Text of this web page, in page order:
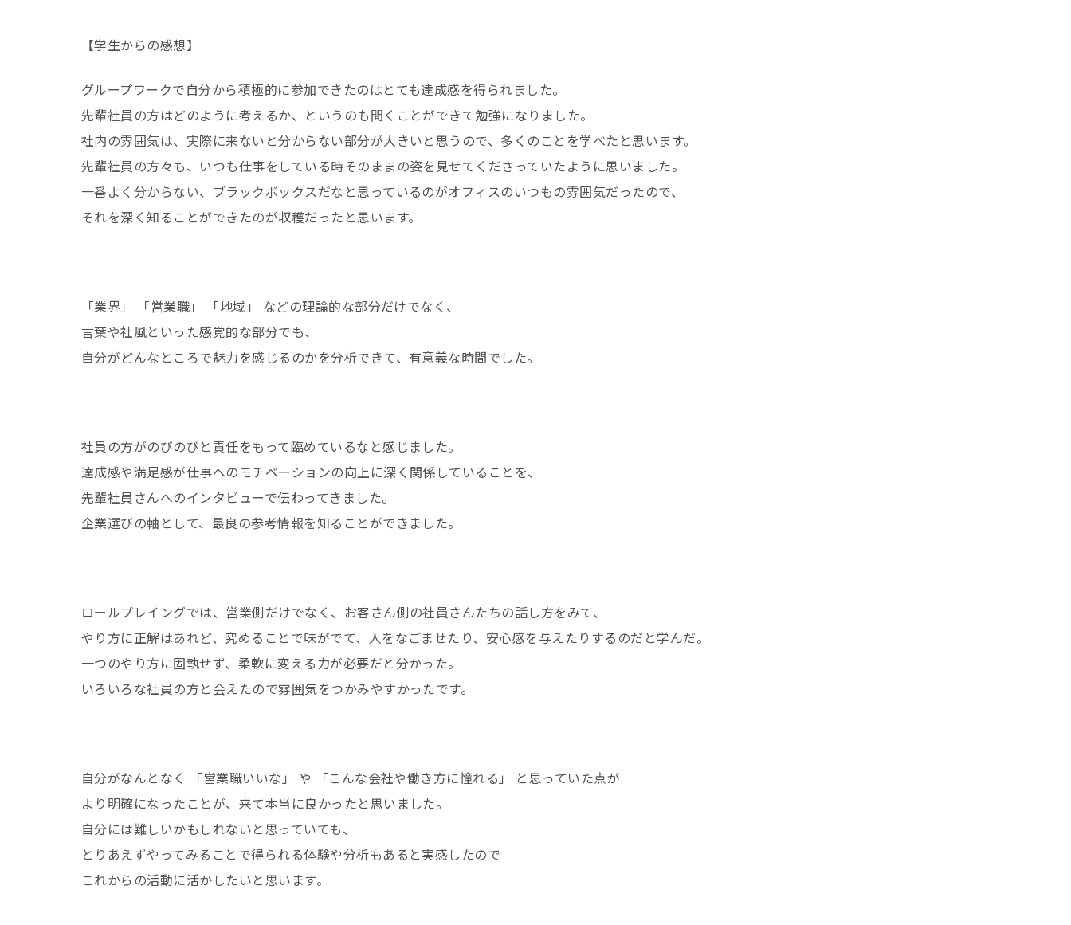
【学生からの感想】
グループワークで自分から積極的に参加できたのはとても達成感を得られました。
先輩社員の方はどのように考えるか、というのも聞くことができて勉強になりました。
社内の雰囲気は、実際に来ないと分からない部分が大きいと思うので、多くのことを学べたと思います。
先輩社員の方々も、いつも仕事をしている時そのままの姿を見せてくださっていたように思いました。
一番よく分からない、ブラックボックスだなと思っているのがオフィスのいつもの雰囲気だったので、
それを深く知ることができたのが収穫だったと思います。
「業界」 「営業職」 「地域」 などの理論的な部分だけでなく、
言葉や社風といった感覚的な部分でも、
自分がどんなところで魅力を感じるのかを分析できて、有意義な時間でした。
社員の方がのびのびと責任をもって臨めているなと感じました。
達成感や満足感が仕事へのモチベーションの向上に深く関係していることを、
先輩社員さんへのインタビューで伝わってきました。
企業選びの軸として、最良の参考情報を知ることができました。
ロールプレイングでは、営業側だけでなく、お客さん側の社員さんたちの話し方をみて、
やり方に正解はあれど、究めることで味がでて、人をなごませたり、安心感を与えたりするのだと学んだ。
一つのやり方に固執せず、柔軟に変える力が必要だと分かった。
いろいろな社員の方と会えたので雰囲気をつかみやすかったです。
自分がなんとなく 「営業職いいな」 や 「こんな会社や働き方に憧れる」 と思っていた点が
より明確になったことが、来て本当に良かったと思いました。
自分には難しいかもしれないと思っていても、
とりあえずやってみることで得られる体験や分析もあると実感したので
これからの活動に活かしたいと思います。